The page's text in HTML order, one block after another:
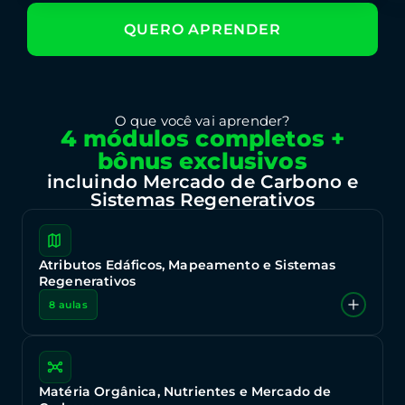
QUERO APRENDER
O que você vai aprender?
4 módulos completos +
bônus exclusivos
incluindo Mercado de Carbono e
Sistemas Regenerativos
Atributos Edáficos, Mapeamento e Sistemas
Regenerativos
8 aulas
Aula inaugural: Saúde do Solo — Conceitos,
Panorama e Perspectivas
Atributos do Solo: Morfológicos, Físicos, Químicos e
Mineralógicos
Matéria Orgânica, Nutrientes e Mercado de